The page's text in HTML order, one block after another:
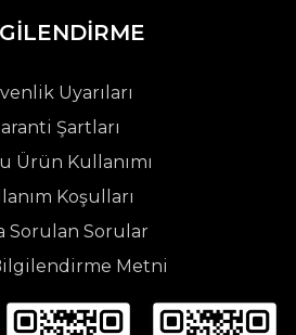
Uyarıları
Şartları
Ürün Kullanımı
Koşulları
Sorulan Sorular
Metni